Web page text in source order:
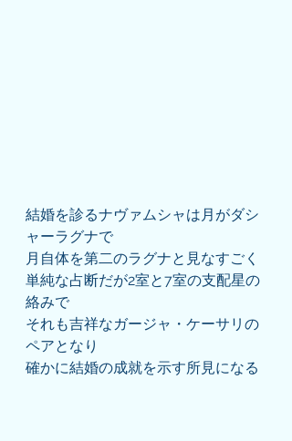
結婚を診るナヴァムシャは月がダシ
ャーラグナで
月自体を第二のラグナと見なすごく
単純な占断だが2室と7室の支配星の
絡みで
それも吉祥なガージャ・ケーサリの
ペアとなり
確かに結婚の成就を示す所見になる